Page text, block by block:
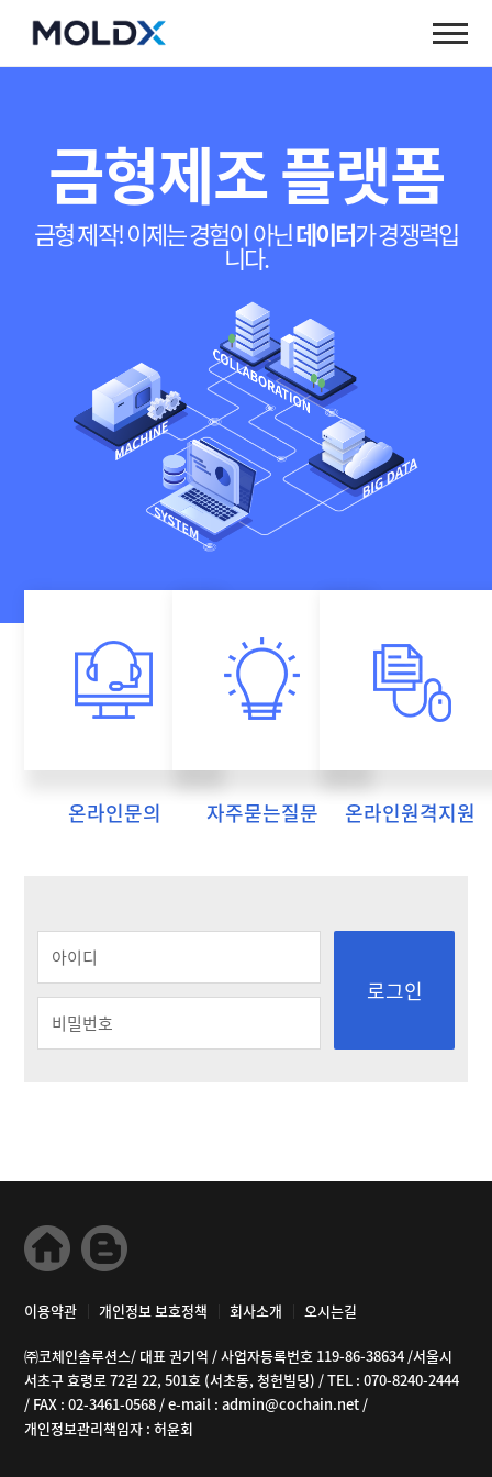
금형제조 플랫폼
금형 제작! 이제는 경험이 아닌데이터가 경쟁력입
니다.
온라인문의 자주묻는질문 온라인원격지원
이용약관 개인정보 보호정책 회사소개 오시는길
㈜코체인솔루션스/ 대표 권기억 / 사업자등록번호 119-86-38634 /서울시
서초구 효령로 72길 22, 501호 (서초동, 청헌빌딩) / TEL : 070-8240-2444
/ FAX : 02-3461-0568 / e-mail : admin@cochain.net /
개인정보관리책임자 : 허윤회